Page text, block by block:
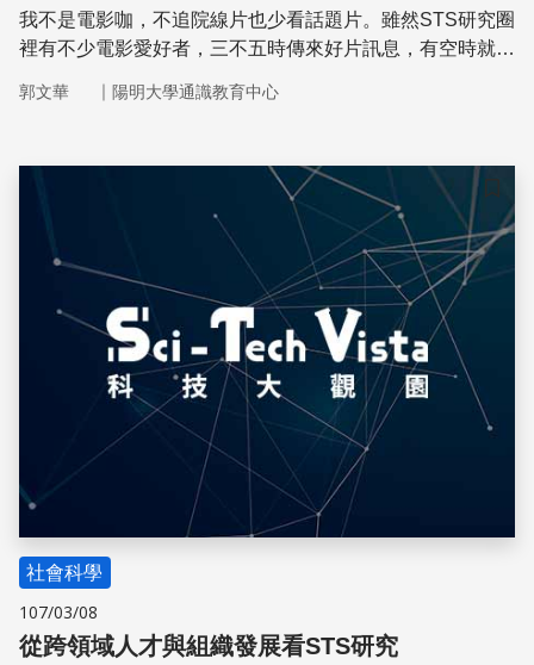
我不是電影咖，不追院線片也少看話題片。雖然STS研究圈
裡有不少電影愛好者，三不五時傳來好片訊息，有空時就留
郭文華 ｜ 陽明大學通識教育中心
儲存
社會科學
107/03/08
從跨領域人才與組織發展看STS研究